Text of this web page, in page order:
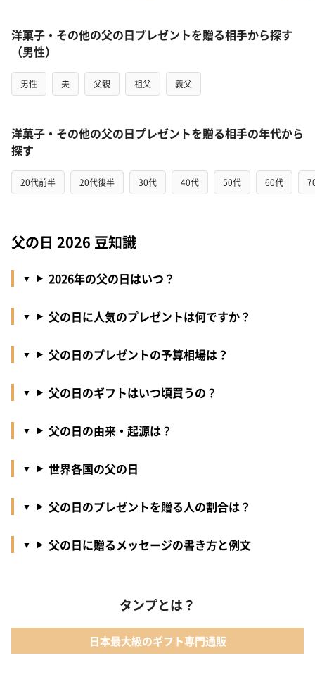
洋菓子・その他の父の日プレゼントを贈る相手から探す
（男性）
男性 夫 父親 祖父 義父
洋菓子・その他の父の日プレゼントを贈る相手の年代から
探す
20代前半 20代後半 30代 40代 50代 60代
父の日 2026 豆知識
2026年の父の日はいつ？
父の日に人気のプレゼントは何ですか？
父の日のプレゼントの予算相場は？
父の日のギフトはいつ頃買うの？
父の日の由来・起源は？
世界各国の父の日
父の日のプレゼントを贈る人の割合は？
父の日に贈るメッセージの書き方と例文
タンプとは？
日本最大級のギフト専門通販